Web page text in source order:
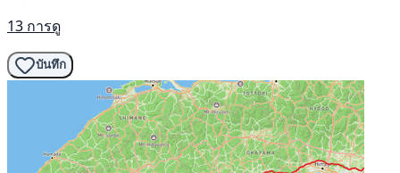
13 การดู
บันทึก